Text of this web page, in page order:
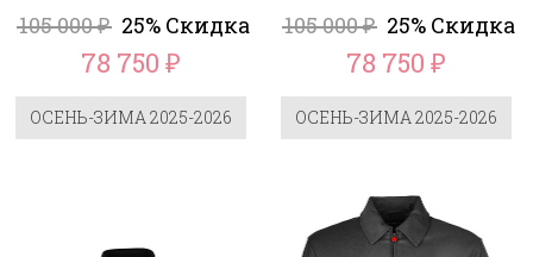
105 000₽ 25% Скидка
78 750 ₽
ОСЕНЬ-ЗИМА 2025-2026
105 000₽ 25% Скидка
78 750₽
ОСЕНЬ-ЗИМА 2025-2026